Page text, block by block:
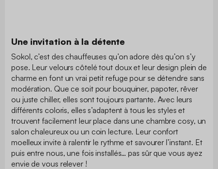
Une invitation à la détente
Sokol, c’est des chauffeuses qu’on adore dès qu’on s’y
pose. Leur velours côtelé tout doux et leur design plein de
charme en font un vrai petit refuge pour se détendre sans
modération. Que ce soit pour bouquiner, papoter, rêver
ou juste chiller, elles sont toujours partante. Avec leurs
différents coloris, elles s’adaptent à tous les styles et
trouvent facilement leur place dans une chambre cosy, un
salon chaleureux ou un coin lecture. Leur confort
moelleux invite à ralentir le rythme et savourer l’instant. Et
puis entre nous, une fois installés… pas sûr que vous ayez
envie de vous relever !